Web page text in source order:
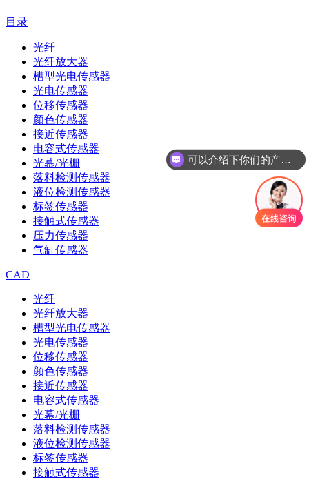
目录
光纤
光纤放大器
槽型光电传感器
光电传感器
位移传感器
颜色传感器
接近传感器
电容式传感器
光幕/光栅
落料检测传感器
液位检测传感器
标签传感器
接触式传感器
压力传感器
气缸传感器
CAD
光纤
光纤放大器
槽型光电传感器
光电传感器
位移传感器
颜色传感器
接近传感器
电容式传感器
光幕/光栅
落料检测传感器
液位检测传感器
标签传感器
接触式传感器
可以介绍下你们的产品么